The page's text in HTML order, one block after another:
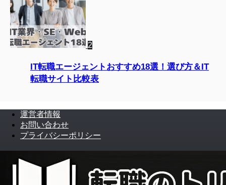
2
IT転職エージェントおすすめ18選！選び方＆IT
転職サイト比較表
運営者情報
お問い合わせ
プライバシーポリシー